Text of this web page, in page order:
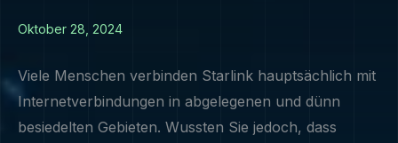
Oktober 28, 2024
Viele Menschen verbinden Starlink hauptsächlich mit
Internetverbindungen in abgelegenen und dünn
besiedelten Gebieten. Wussten Sie jedoch, dass